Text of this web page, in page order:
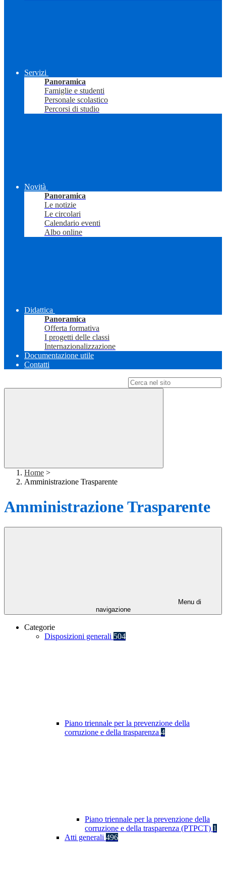
Servizi
Panoramica
Famiglie e studenti
Personale scolastico
Percorsi di studio
Novità
Panoramica
Le notizie
Le circolari
Calendario eventi
Albo online
Didattica
Panoramica
Offerta formativa
I progetti delle classi
Internazionalizzazione
Documentazione utile
Contatti
Home >
Amministrazione Trasparente
Amministrazione Trasparente
Menu di
navigazione
Categorie
Disposizioni generali 504
Piano triennale per la prevenzione della
corruzione e della trasparenza 4
Piano triennale per la prevenzione della
corruzione e della trasparenza (PTPCT) 1
Atti generali 496